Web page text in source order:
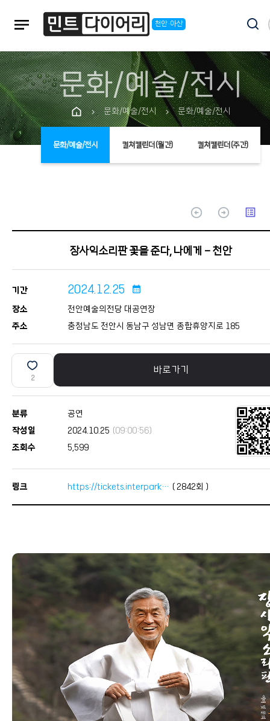
notes 천안·아산
문화/예술/전시
chevron_right 문화/예술/전시 chevron_right 문화/예술/전시
문화/예술/전시 컬쳐캘린더(월간) 컬쳐캘린더(주간)
arrow_circle_up arrow_circle_up list_alt
장사익소리판 꽃을 준다, 나에게 - 천안
기간 2024.12.25 calendar_month
장소
천안예술의전당 대공연장
주소
충청남도 천안시 동남구 성남면 종합휴양지로 185
2
바로가기
분류
공연
작성일
2024.10.25 (09:00:56)
조회수
5,599
링크 https://tickets.interpark… ( 2842회 )